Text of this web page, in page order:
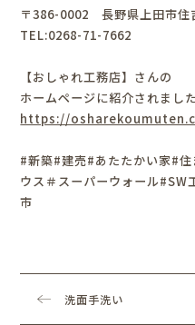
〒386-0002 長野県上田市住
TEL:0268-71-7662
【おしゃれ工務店】さんの
ホームページに紹介されまし
https://
#新築#建売#あたたかい家#
ウス＃スーパーウォール
市
洗面手洗い